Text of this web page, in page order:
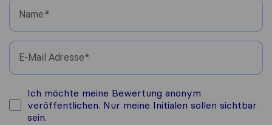
Name
E-Mail Adresse
Ich möchte meine Bewertung anonym
veröffentlichen. Nur meine Initialen sollen sichtbar
sein.